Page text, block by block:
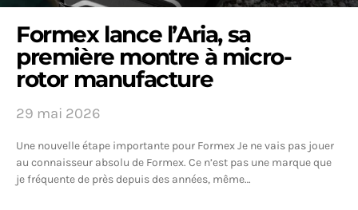
Formex lance l’Aria, sa
première montre à micro-
rotor manufacture
29 mai 2026
Une nouvelle étape importante pour Formex Je ne vais pas jouer
au connaisseur absolu de Formex. Ce n’est pas une marque que
je fréquente de près depuis des années, même…